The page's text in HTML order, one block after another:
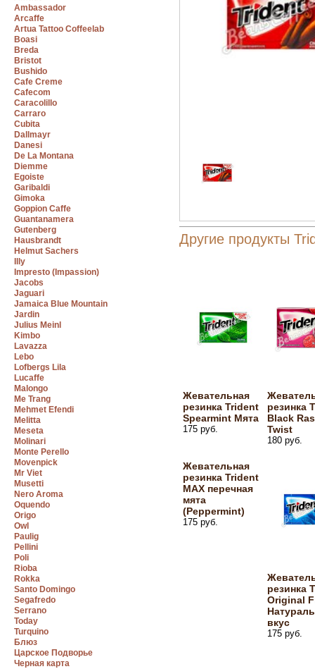
Ambassador
Arcaffe
Artua Tattoo Coffeelab
Boasi
Breda
Bristot
Bushido
Cafe Creme
Cafecom
Caracolillo
Carraro
Cubita
Dallmayr
Danesi
De La Montana
Diemme
Egoiste
Garibaldi
Gimoka
Goppion Caffe
Guantanamera
Gutenberg
Hausbrandt
Helmut Sachers
Illy
Impresto (Impassion)
Jacobs
Jaguari
Jamaica Blue Mountain
Jardin
Julius Meinl
Kimbo
Lavazza
Lebo
Lofbergs Lila
Lucaffe
Malongo
Me Trang
Mehmet Efendi
Melitta
Meseta
Molinari
Monte Perello
Movenpick
Mr Viet
Musetti
Nero Aroma
Oquendo
Origo
Owl
Paulig
Pellini
Poli
Rioba
Rokka
Santo Domingo
Segafredo
Serrano
Today
Turquino
Блюз
Царское Подворье
Черная карта
Другие продукты
Жевательная
резинка Trident
Spearmint Мята
175 руб.
резинка
Black
Twist
180 руб.
Жевательная
резинка Trident
MAX перечная
мята
(Peppermint)
175 руб.
резинка
Original
вкус
175 руб.